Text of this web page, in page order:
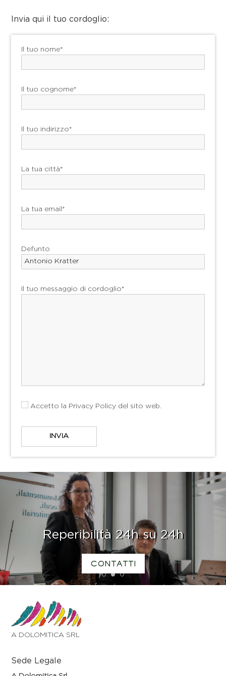
Invia qui il tuo cordoglio:
Il tuo nome*
Il tuo cognome*
Il tuo indirizzo*
La tua città*
La tua email*
Defunto
Il tuo messaggio di cordoglio*
Accetto la Privacy Policy del sito web.
1 2 3
Reperibilità 24h su 24h
CONTATTI
A DOLOMITICA SRL
Sede Legale